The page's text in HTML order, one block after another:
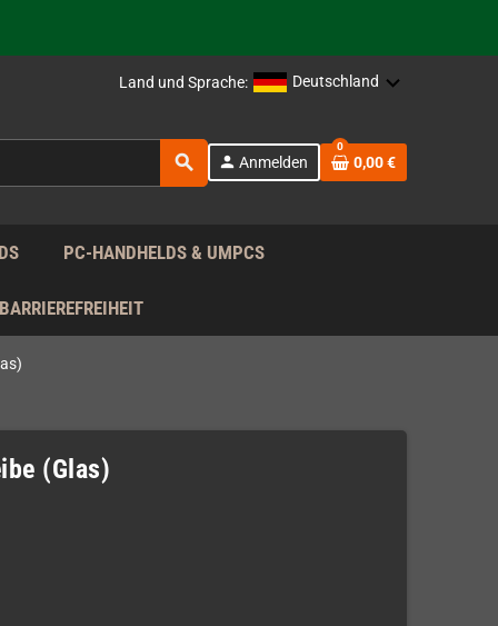
Land und Sprache: Deutschland
search person Anmelden
0
0,00 €
PC-HANDHELDS & UMPCS
(Glas)